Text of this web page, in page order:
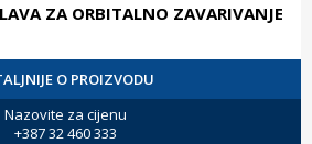
ZA ORBITALNO ZAVARIVANJE
O PROIZVODU
Nazovite za cijenu
+387 32 460 333